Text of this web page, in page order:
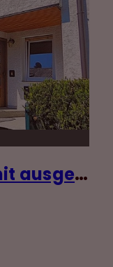
Zweifamilienhaus mit ausgebautem DG, Garten und Garage in ruhiger Lage von Münchingen!